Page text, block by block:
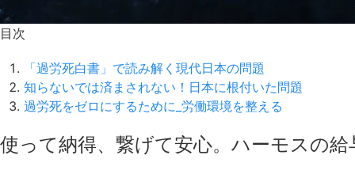
目次
「過労死白書」で読み解く現代日本の問題
知らないでは済まされない！日本に根付いた問題
過労死をゼロにするために_労働環境を整える
使って納得、繋げて安心。ハーモスの